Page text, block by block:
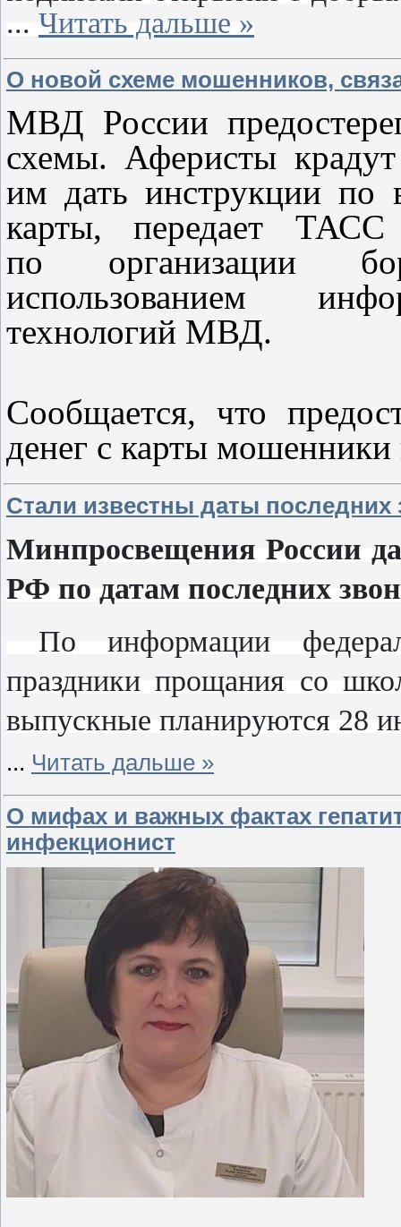
... Читать дальше »
О новой схеме мошенников,
МВД России
схемы. Аферисты
им дать инструкции по
карты, передает
по организации
использованием
технологий МВД.
Сообщается, что
денег с карты
Стали известны даты
Минпросвещения России
РФ по датам последних
По информации
праздники прощания со
выпускные планируются 28
... Читать дальше »
О мифах и важных фактах
инфекционист